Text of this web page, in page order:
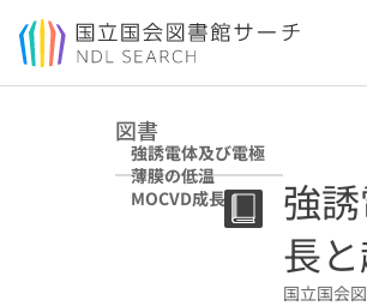
本文へ移動
図書
強誘電体及び電極
薄膜の低温
MOCVD成長と超
高集積立体構造メ
強
長
国立国会